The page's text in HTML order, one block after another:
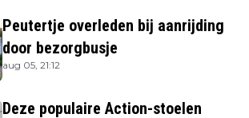
Peutertje overleden bij aanrijding
door bezorgbusje
aug 05, 21:12
Deze populaire Action-stoelen